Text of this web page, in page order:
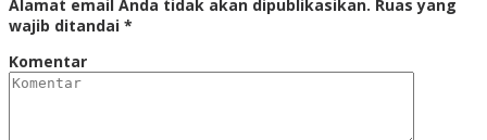
Alamat email Anda tidak akan dipublikasikan. Ruas yang
wajib ditandai *
Komentar